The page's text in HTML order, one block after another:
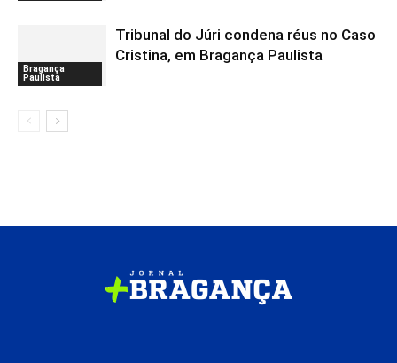
Bragança
Paulista
Tribunal do Júri condena réus no Caso
Cristina, em Bragança Paulista